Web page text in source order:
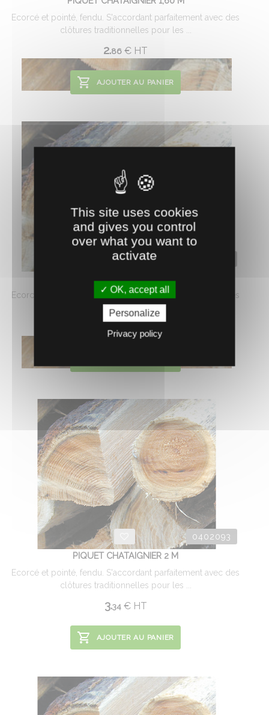
Ecorcé et pointé, fendu. S'accordant parfaitement avec des
clôtures traditionnelles pour les ...
2.86 € HT
AJOUTER AU PANIER
Ecorcé et pointé, fendu. S'accordant parfaitement avec des
clôtures traditionnelles pour les ...
3.06
0402093
PIQUET CHATAIGNIER 2 M
Ecorcé et pointé, fendu. S'accordant parfaitement avec des
clôtures traditionnelles pour les ...
3.34 €HT
AJOUTER AU PANIER
This site uses cookies
and gives you control
over what you want to
activate
OK, accept all
Personalize
Privacy policy